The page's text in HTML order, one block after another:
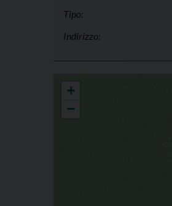
Tipo:
Indirizzo:
+
−